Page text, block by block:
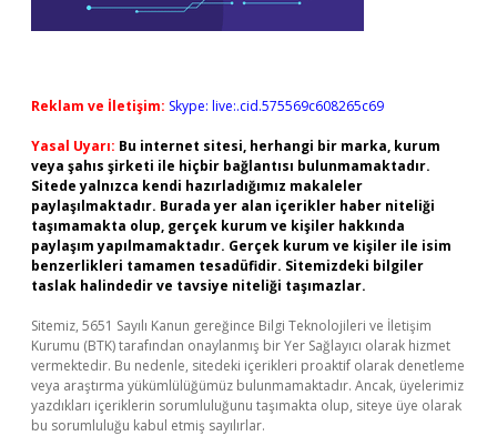
Reklam ve İletişim: Skype: live:.cid.575569c608265c69
Yasal Uyarı: Bu internet sitesi, herhangi bir marka, kurum
veya şahıs şirketi ile hiçbir bağlantısı bulunmamaktadır.
Sitede yalnızca kendi hazırladığımız makaleler
paylaşılmaktadır. Burada yer alan içerikler haber niteliği
taşımamakta olup, gerçek kurum ve kişiler hakkında
paylaşım yapılmamaktadır. Gerçek kurum ve kişiler ile isim
benzerlikleri tamamen tesadüfidir. Sitemizdeki bilgiler
taslak halindedir ve tavsiye niteliği taşımazlar.
Sitemiz, 5651 Sayılı Kanun gereğince Bilgi Teknolojileri ve İletişim
Kurumu (BTK) tarafından onaylanmış bir Yer Sağlayıcı olarak hizmet
vermektedir. Bu nedenle, sitedeki içerikleri proaktif olarak denetleme
veya araştırma yükümlülüğümüz bulunmamaktadır. Ancak, üyelerimiz
yazdıkları içeriklerin sorumluluğunu taşımakta olup, siteye üye olarak
bu sorumluluğu kabul etmiş sayılırlar.